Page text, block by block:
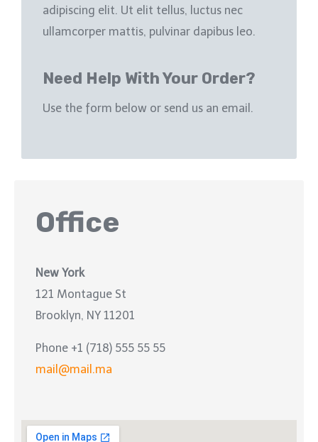
adipiscing elit. Ut elit tellus, luctus nec
ullamcorper mattis, pulvinar dapibus leo.
Need Help With Your Order?
Use the form below or send us an email.
Office
New York
121 Montague St
Brooklyn, NY 11201
Phone +1 (718) 555 55 55
mail@mail.ma